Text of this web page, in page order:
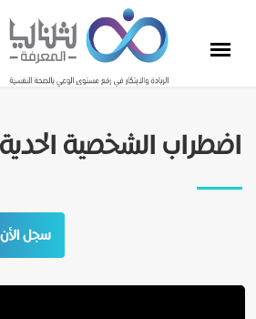
اضطراب الشخصية الحدية
سجل